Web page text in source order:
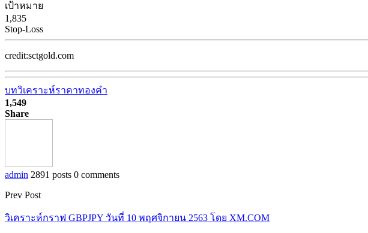
เป้าหมาย
1,835
Stop-Loss
credit:sctgold.com
บทวิเคราะห์ราคาทองคำ
1,549
Share
admin 2891 posts 0 comments
Prev Post
วิเคราะห์กราฟ GBPJPY วันที่ 10 พฤศจิกายน 2563 โดย XM.COM